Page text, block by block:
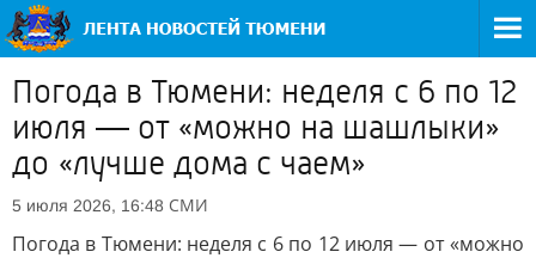
Погода в Тюмени: неделя с 6 по 12
июля — от «можно на шашлыки»
до «лучше дома с чаем»
5 июля 2026, 16:48 СМИ
Погода в Тюмени: неделя с 6 по 12 июля — от «можно